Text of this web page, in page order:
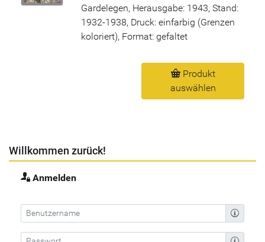
Gardelegen, Herausgabe: 1943, Stand:
1932-1938, Druck: einfarbig (Grenzen
koloriert), Format: gefaltet
Produkt
auswählen
Willkommen zurück!
Anmelden